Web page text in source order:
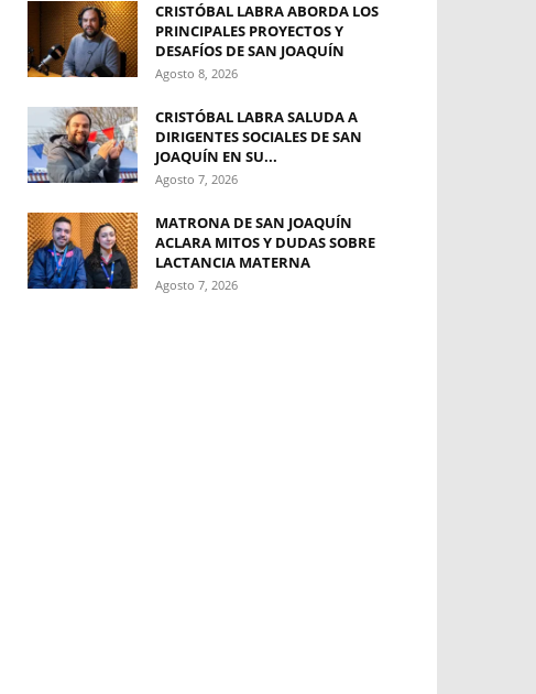
CRISTÓBAL LABRA ABORDA LOS
PRINCIPALES PROYECTOS Y
DESAFÍOS DE SAN JOAQUÍN
Agosto 8, 2026
CRISTÓBAL LABRA SALUDA A
DIRIGENTES SOCIALES DE SAN
JOAQUÍN EN SU...
Agosto 7, 2026
MATRONA DE SAN JOAQUÍN
ACLARA MITOS Y DUDAS SOBRE
LACTANCIA MATERNA
Agosto 7, 2026